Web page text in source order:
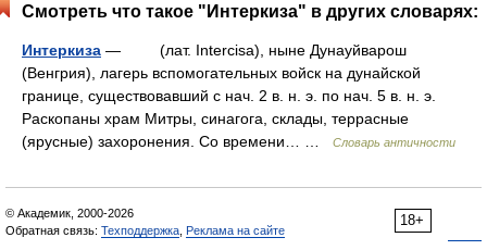
Смотреть что такое "Интеркиза" в других словарях:
Интеркиза — (лат. Intercisa), ныне Дунауйварош
(Венгрия), лагерь вспомогательных войск на дунайской
границе, существовавший с нач. 2 в. н. э. по нач. 5 в. н. э.
Раскопаны храм Митры, синагога, склады, террасные
(ярусные) захоронения. Со времени… …
Словарь античности
18+
© Академик, 2000-2026
Обратная связь: Техподдержка Реклама на сайте